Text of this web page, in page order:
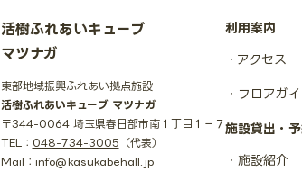
活樹ふれあいキューブ
マツナガ
東部地域振興ふれあい拠点施設
活樹ふれあいキューブ マツナガ
〒344-0064 埼玉県春日部市南１丁目１−７
TEL： 048-734-3005 （代表）
Mail： info@kasukabehall.jp
利用案内
アクセス
フロアガイ
施設貸出・
施設紹介